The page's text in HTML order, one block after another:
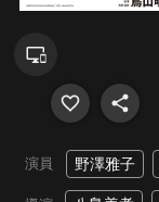
演員 野澤雅子